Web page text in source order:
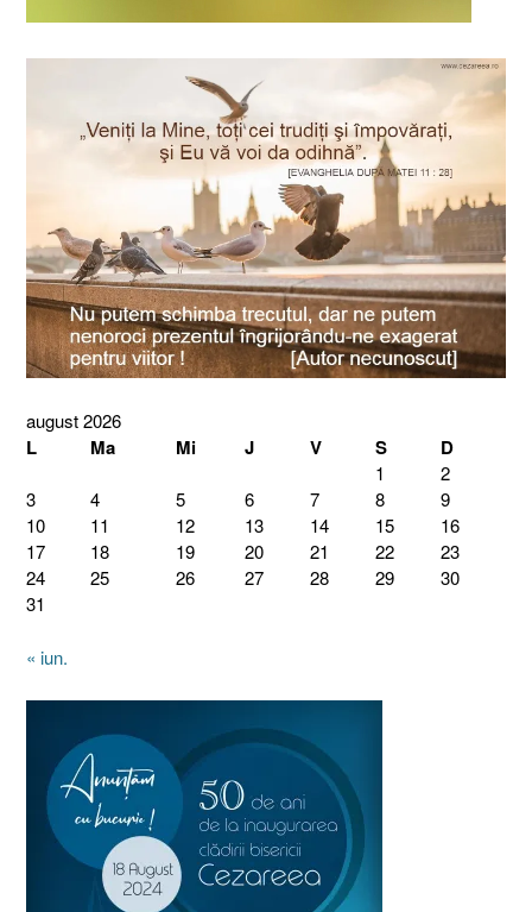
august 2026
L Ma Mi J V S D
1
2
3
4 5 6 7 8
9
10
11 12 13 14 15
16
17
18 19 20 21 22
23
24
25 26 27 28 29
30
31
« iun.